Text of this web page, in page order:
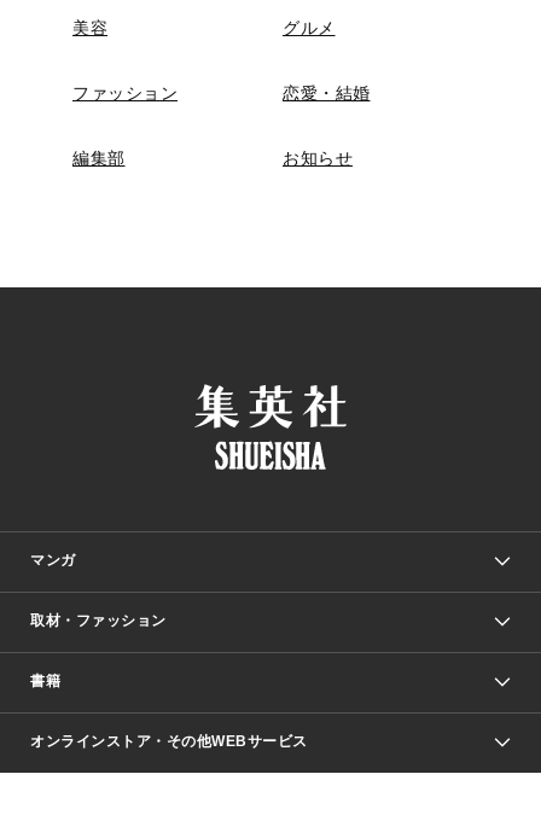
美容 グルメ
ファッション 恋愛・結婚
編集部 お知らせ
マンガ
少年マンガ
Vジャンプ
週刊ヤングジャンプ
取材・ファッション
Seventeen
芸能・情報・スポーツ
書籍
文芸・文庫・総合
オンラインストア・その他WEBサービス